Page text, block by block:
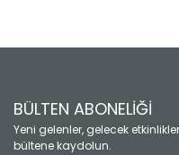
BÜLTEN ABONELİĞİ
Yeni gelenler, gelecek
bültene kaydolun.